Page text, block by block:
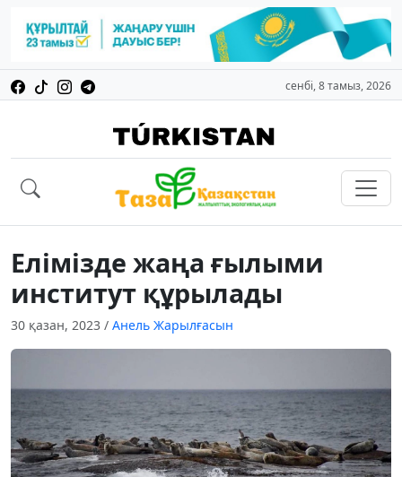
сенбі, 8 тамыз, 2026
Елімізде жаңа ғылыми
институт құрылады
30 қазан, 2023 / Анель Жарылғасын